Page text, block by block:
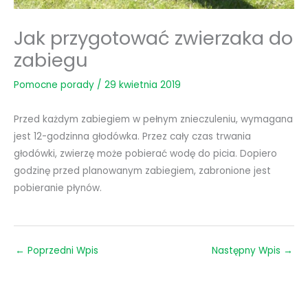
Jak przygotować zwierzaka do
zabiegu
Pomocne porady / 29 kwietnia 2019
Przed każdym zabiegiem w pełnym znieczuleniu, wymagana
jest 12-godzinna głodówka. Przez cały czas trwania
głodówki, zwierzę może pobierać wodę do picia. Dopiero
godzinę przed planowanym zabiegiem, zabronione jest
pobieranie płynów.
← Poprzedni Wpis Następny Wpis →